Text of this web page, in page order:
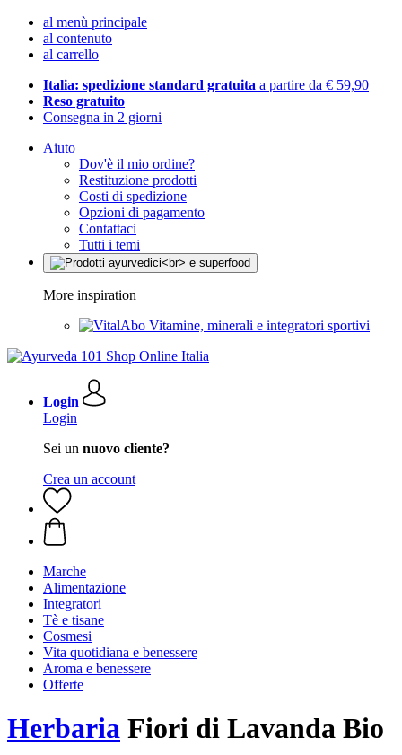
al menù principale
al contenuto
al carrello
Italia: spedizione standard gratuita a partire da € 59,90
Reso gratuito
Consegna in 2 giorni
Aiuto
Dov'è il mio ordine?
Restituzione prodotti
Costi di spedizione
Opzioni di pagamento
Contattaci
Tutti i temi
More inspiration
Vitamine, minerali e integratori sportivi
Login
Login
Sei un nuovo cliente?
Crea un account
Marche
Alimentazione
Integratori
Tè e tisane
Cosmesi
Vita quotidiana e benessere
Aroma e benessere
Offerte
Herbaria Fiori di Lavanda Bio